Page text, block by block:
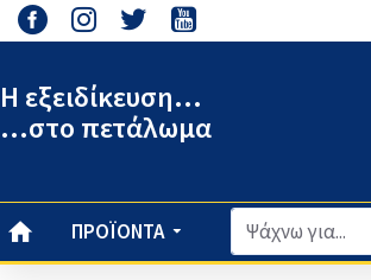
Η εξειδίκευση...
...στο πετάλωμα
ΠΡΟΪΌΝΤΑ